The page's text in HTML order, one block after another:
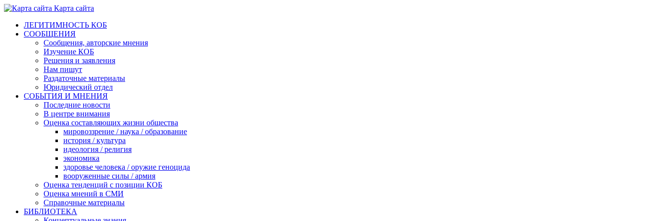
Карта сайта
ЛЕГИТИМНОСТЬ КОБ
СООБЩЕНИЯ
Сообщения, авторские мнения
Изучение КОБ
Решения и заявления
Нам пишут
Раздаточные материалы
Юридический отдел
СОБЫТИЯ И МНЕНИЯ
Последние новости
В центре внимания
Оценка составляющих жизни общества
мировоззрение / наука / образование
история / культура
идеология / религия
экономика
здоровье человека / оружие геноцида
вооруженные силы / армия
Оценка тенденций с позиции КОБ
Оценка мнений в СМИ
Справочные материалы
БИБЛИОТЕКА